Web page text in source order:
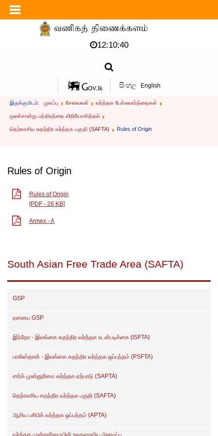
12:10:40
සිංහල English
இருக்குமிடம்: முகப்பு சேவைகள் வர்த்தக பேச்சுவார்த்தைகள்
மூலச்சான்று பத்திரத்தை விநியோகித்தல்
தெற்காசிய சுதந்திர வர்த்தக பகுதி (SAFTA) Rules of Origin
Rules of Origin
Rules of Origin
[PDF - 26 KB]
Annex - A
South Asian Free Trade Area (SAFTA)
GSP
ஏனைய GSP
இந்தோ - இலங்கை சுதந்திர வர்த்தக உடன்படிக்கை (ISFTA)
பாகிஸ்தான் - இலங்கை சுதந்திர வர்த்தக ஒப்பந்தம் (PSFTA)
சார்க் முன்னுரிமை வர்த்தக ஏற்பாடு (SAPTA)
தெற்காசிய சுதந்திர வர்த்தக பகுதி (SAFTA)
ஆசிய பசிபிக் வர்த்தக ஒப்பந்தம் (APTA)
வர்த்தக முன்னுரிமையின் உலகளாவிய அமைப்பு